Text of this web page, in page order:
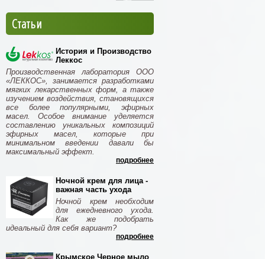
Статьи
История и Производство
Леккос
Производственная лаборатория ООО
«ЛЕККОС», занимается разработками
мягких лекарственных форм, а также
изучением воздействия, становящихся
все более популярными, эфирных
масел. Особое внимание уделяется
составлению уникальных композиций
эфирных масел, которые при
минимальном введении давали бы
максимальный эффект.
подробнее
Ночной крем для лица -
важная часть ухода
Ночной крем необходим
для ежедневного ухода.
Как же подобрать
идеальный для себя вариант?
подробнее
Крымское Черное мыло